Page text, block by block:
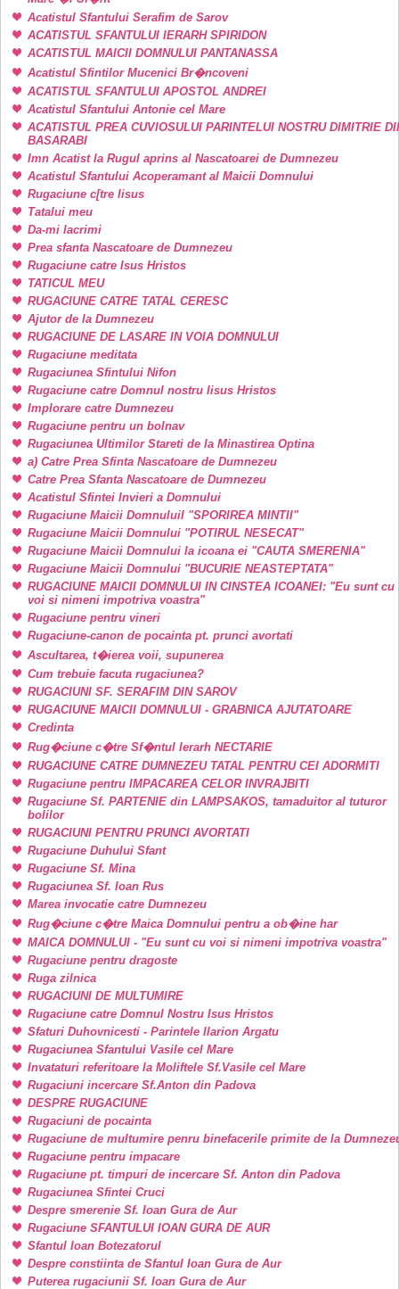
Acatistul Sfantului Serafim de Sarov
ACATISTUL SFANTULUI IERARH SPIRIDON
ACATISTUL MAICII DOMNULUI PANTANASSA
Acatistul Sfintilor Mucenici Br�ncoveni
ACATISTUL SFANTULUI APOSTOL ANDREI
Acatistul Sfantului Antonie cel Mare
ACATISTUL PREA CUVIOSULUI PARINTELUI NOSTRU DIMITRIE
BASARABI
Imn Acatist la Rugul aprins al Nascatoarei de Dumnezeu
Acatistul Sfantului Acoperamant al Maicii Domnului
Rugaciune c[tre Iisus
Tatalui meu
Da-mi lacrimi
Prea sfanta Nascatoare de Dumnezeu
Rugaciune catre Isus Hristos
TATICUL MEU
RUGACIUNE CATRE TATAL CERESC
Ajutor de la Dumnezeu
RUGACIUNE DE LASARE IN VOIA DOMNULUI
Rugaciune meditata
Rugaciunea Sfintului Nifon
Rugaciune catre Domnul nostru Iisus Hristos
Implorare catre Dumnezeu
Rugaciune pentru un bolnav
Rugaciunea Ultimilor Stareti de la Minastirea Optina
a) Catre Prea Sfinta Nascatoare de Dumnezeu
Catre Prea Sfanta Nascatoare de Dumnezeu
Acatistul Sfintei Invieri a Domnului
Rugaciune Maicii DomnuluiI "SPORIREA MINTII"
Rugaciune Maicii Domnului "POTIRUL NESECAT"
Rugaciune Maicii Domnului la icoana ei "CAUTA SMERENIA"
Rugaciune Maicii Domnului "BUCURIE NEASTEPTATA"
RUGACIUNE MAICII DOMNULUI IN CINSTEA ICOANEI: "Eu sunt cu
voi si nimeni impotriva voastra"
Rugaciune pentru vineri
Rugaciune-canon de pocainta pt. prunci avortati
Ascultarea, t�ierea voii, supunerea
Cum trebuie facuta rugaciunea?
RUGACIUNI SF. SERAFIM DIN SAROV
RUGACIUNE MAICII DOMNULUI - GRABNICA AJUTATOARE
Credinta
Rug�ciune c�tre Sf�ntul Ierarh NECTARIE
RUGACIUNE CATRE DUMNEZEU TATAL PENTRU CEI ADORMITI
Rugaciune pentru IMPACAREA CELOR INVRAJBITI
Rugaciune Sf. PARTENIE din LAMPSAKOS, tamaduitor al tuturor
bolilor
RUGACIUNI PENTRU PRUNCI AVORTATI
Rugaciune Duhului Sfant
Rugaciune Sf. Mina
Rugaciunea Sf. Ioan Rus
Marea invocatie catre Dumnezeu
Rug�ciune c�tre Maica Domnului pentru a ob�ine har
MAICA DOMNULUI - "Eu sunt cu voi si nimeni impotriva voastra"
Rugaciune pentru dragoste
Ruga zilnica
RUGACIUNI DE MULTUMIRE
Rugaciune catre Domnul Nostru Isus Hristos
Sfaturi Duhovnicesti - Parintele Ilarion Argatu
Rugaciunea Sfantului Vasile cel Mare
Invataturi referitoare la Moliftele Sf.Vasile cel Mare
Rugaciuni incercare Sf.Anton din Padova
DESPRE RUGACIUNE
Rugaciuni de pocainta
Rugaciune de multumire penru binefacerile primite de la
Rugaciune pentru impacare
Rugaciune pt. timpuri de incercare Sf. Anton din Padova
Rugaciunea Sfintei Cruci
Despre smerenie Sf. Ioan Gura de Aur
Rugaciune SFANTULUI IOAN GURA DE AUR
Sfantul Ioan Botezatorul
Despre constiinta de Sfantul Ioan Gura de Aur
Puterea rugaciunii Sf. Ioan Gura de Aur